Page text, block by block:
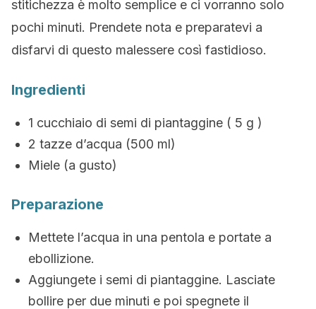
stitichezza è molto semplice e ci vorranno solo
pochi minuti. Prendete nota e preparatevi a
disfarvi di questo malessere così fastidioso.
Ingredienti
1 cucchiaio di semi di piantaggine ( 5 g )
2 tazze d’acqua (500 ml)
Miele (a gusto)
Preparazione
Mettete l’acqua in una pentola e portate a
ebollizione.
Aggiungete i semi di piantaggine. Lasciate
bollire per due minuti e poi spegnete il